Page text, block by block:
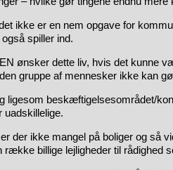
ikke er en nem opgave for
spiller ind.
ønsker dette liv, hvis det kunne
gruppe af mennesker ikke kan
ligesom beskæftigelsesområdet/
uadskillelige.
der ikke mangel på boliger og så
billige lejligheder til rådighed